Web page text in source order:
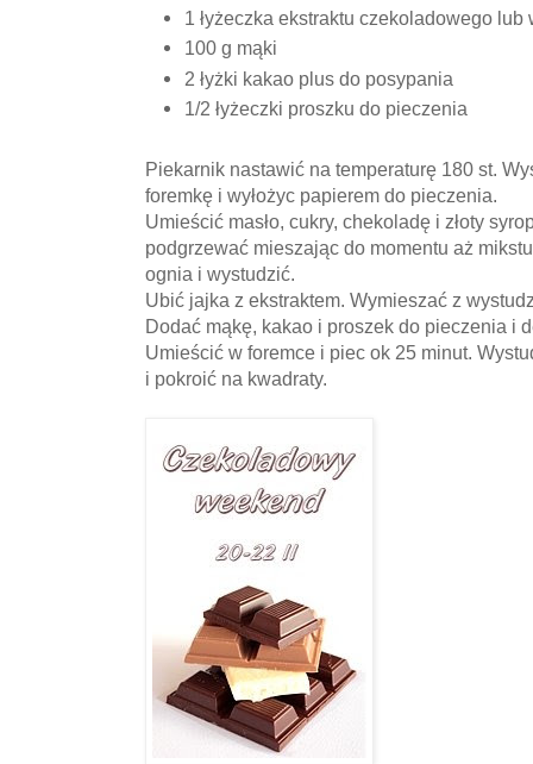
1 łyżeczka ekstraktu czekoladowego
100 g mąki
2 łyżki kakao plus do posypania
1/2 łyżeczki proszku do pieczenia
Piekarnik nastawić na temperaturę 180 st.
foremkę i wyłożyc papierem do pieczenia.
Umieścić masło, cukry, chekoladę i złoty
podgrzewać mieszając do momentu aż
ognia i wystudzić.
Ubić jajka z ekstraktem. Wymieszać z
Dodać mąkę, kakao i proszek do pieczenia i
Umieścić w foremce i piec ok 25 minut.
i pokroić na kwadraty.